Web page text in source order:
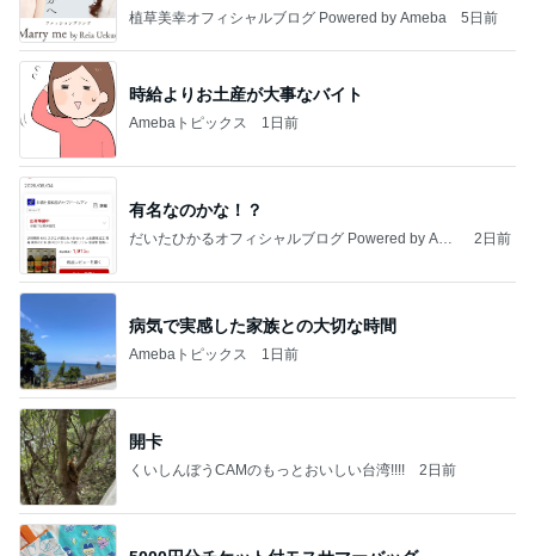
植草美幸オフィシャルブログ Powered by Ameba 5日前
時給よりお土産が大事なバイト
Amebaトピックス 1日前
有名なのかな！？
だいたひかるオフィシャルブログ Powered by Ame
2日前
病気で実感した家族との大切な時間
Amebaトピックス 1日前
開卡
くいしんぼうCAMのもっとおいしい台湾!!!! 2日前